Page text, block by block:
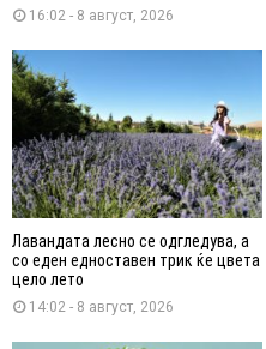
16:02 - 8 август, 2026
Лавандата лесно се одгледува, а
со еден едноставен трик ќе цвета
цело лето
14:02 - 8 август, 2026